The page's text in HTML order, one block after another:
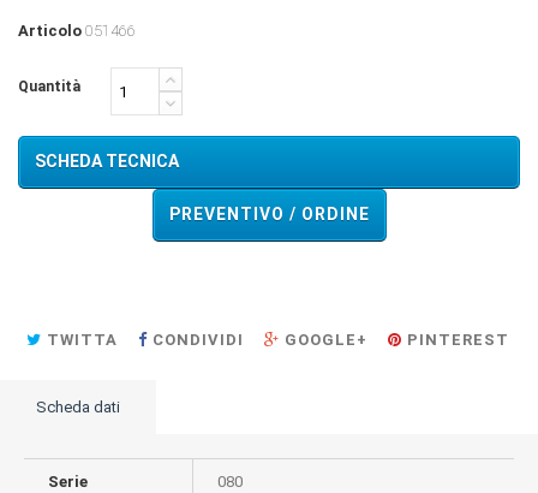
Articolo 051466
Quantità
SCHEDA TECNICA
PREVENTIVO / ORDINE
TWITTA CONDIVIDI GOOGLE+ PINTEREST
Scheda dati
Serie 080